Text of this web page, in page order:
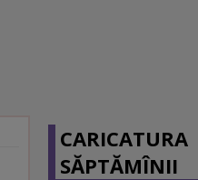
CARICATURA
SĂPTĂMÎNII